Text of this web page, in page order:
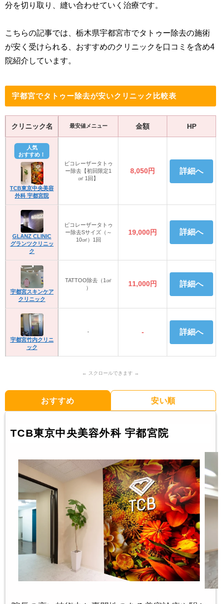
分を切り取り、縫い合わせていく治療です。
こちらの記事では、栃木県宇都宮市でタトゥー除去の施術
が安く受けられる、おすすめのクリニックを口コミを含め4
院紹介しています。
宇都宮でタトゥー除去が安いクリニック比較表
クリニック名 最安値メニュー 金額 HP
人気
おすすめ！
TCB東京中央美容
外科 宇都宮院
ピコレーザータトゥ
ー除去【初回限定1
㎠ 1回】
8,050円 詳細へ
GLANZ CLINIC
グランツクリニッ
ク
ピコレーザータトゥ
ー除去Sサイズ（～
10㎠）1回
19,000円 詳細へ
宇都宮スキンケア
クリニック
TATTOO除去（1㎠
）
11,000円 詳細へ
宇都宮竹内クリニ
ック
- - 詳細へ
おすすめ 安い順
TCB東京中央美容外科 宇都宮院